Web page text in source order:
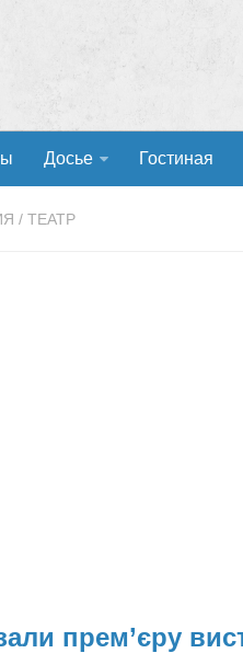
Досье Гостиная
/ ТЕАТР
прем’єру